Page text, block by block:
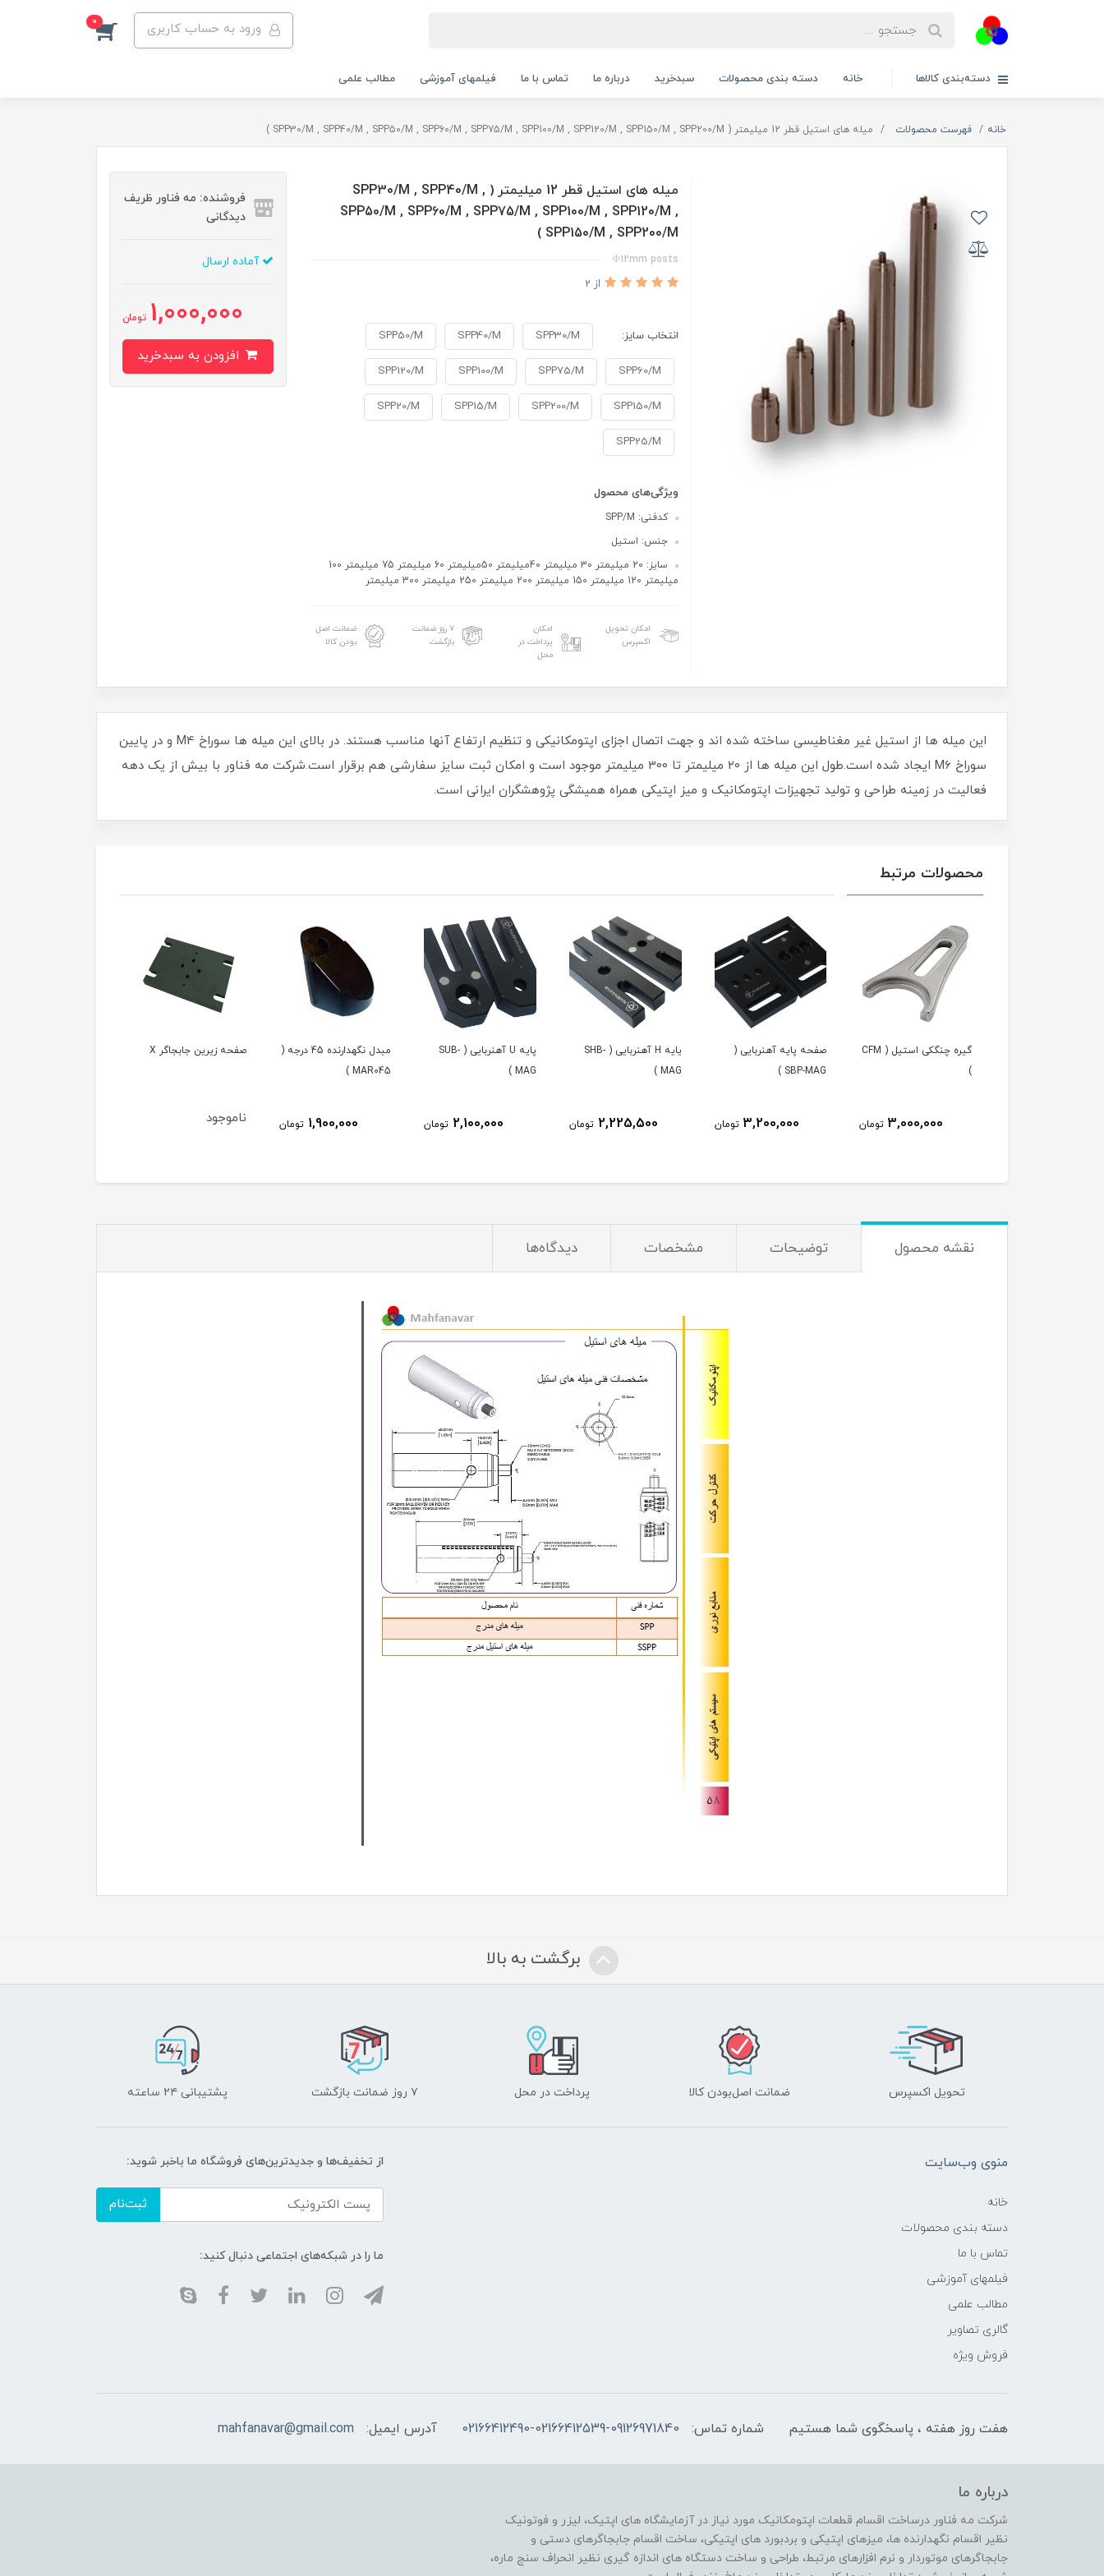
ورود به حساب کاربری 0
دسته‌بندی کالاها خانه دسته بندی محصولات سبدخرید درباره ما تماس با ما فیلمهای آموزشی مطالب علمی
خانه فهرست محصولات میله های استیل قطر 12 میلیمتر ( SPP30/M , SPP40/M , SPP50/M , SPP60/M , SPP75/M , SPP100/M , SPP120/M , SPP150/M , SPP200/M )
میله های استیل قطر 12 میلیمتر ( SPP30/M , SPP40/M ,
SPP50/M , SPP60/M , SPP75/M , SPP100/M , SPP120/M ,
SPP150/M , SPP200/M )
Φ12mm posts
از 2
انتخاب سایز: SPP30/M
SPP40/M
SPP50/M
SPP60/M
SPP75/M
SPP100/M
SPP120/M
SPP150/M
SPP200/M
SPP15/M
SPP20/M
SPP25/M
ویژگی‌های محصول
کدفنی: SPP/M
جنس: استیل
سایز: 20 میلیمتر 30 میلیمتر 40میلیمتر 50میلیمتر 60 میلیمتر 75 میلیمتر 100
میلیمتر 120 میلیمتر 150 میلیمتر 200 میلیمتر 250 میلیمتر 300 میلیمتر
امکان تحویل
اکسپرس
امکان
پرداخت در
محل
۷ روز ضمانت
بازگشت
ضمانت اصل
بودن کالا
فروشنده: مه فناور ظریف
دیدگانی
آماده ارسال
1,000,000 تومان
این میله ها از استیل غیر مغناطیسی ساخته شده اند و جهت اتصال اجزای اپتومکانیکی و تنظیم ارتفاع آنها مناسب هستند. در بالای این میله ها سوراخ M4 و در پایین
سوراخ M6 ایجاد شده است.طول این میله ها از 20 میلیمتر تا 300 میلیمتر موجود است و امکان ثبت سایز سفارشی هم برقرار است.شرکت مه فناور با بیش از یک دهه
فعالیت در زمینه طراحی و تولید تجهیزات اپتومکانیک و میز اپتیکی همراه همیشگی پژوهشگران ایرانی است.
محصولات مرتبط
گیره چنگکی استیل ( CFM
)
3,000,000 تومان
صفحه پایه آهنربایی (
SBP-MAG )
3,200,000 تومان
یایه H آهنربایی ( SHB-
MAG )
2,225,500 تومان
پایه U آهنربایی ( SUB-
MAG )
2,100,000 تومان
مبدل نگهدارنده 45 درجه (
MAR045 )
1,900,000 تومان
صفحه زیرین جابجاگر X
ناموجود
نقشه محصول توضیحات مشخصات دیدگاه‌ها
برگشت به بالا
تحویل اکسپرس ضمانت اصل‌بودن کالا پرداخت در محل ۷ روز ضمانت بازگشت پشتیبانی ۲۴ ساعته
منوی وب‌سایت
خانه
دسته بندی محصولات
تماس با ما
فیلمهای آموزشی
مطالب علمی
گالری تصاویر
فروش ویژه
از تخفیف‌ها و جدیدترین‌های فروشگاه ما باخبر شوید:
ثبت‌نام
ما را در شبکه‌های اجتماعی دنبال کنید:
هفت روز هفته ، پاسخگوی شما هستیم شماره تماس: 02166412490-02166412539-09126971840 آدرس ایمیل: mahfanavar@gmail.com
درباره ما
شرکت مه فناور درساخت اقسام قطعات اپتومکانیک مورد نیاز در آزمایشگاه های اپتیک، لیزر و فوتونیک
نظیر اقسام نگهدارنده ها، میزهای اپتیکی و بردبورد های اپتیکی، ساخت اقسام جابجاگرهای دستی و
جابجاگرهای موتوردار و نرم افزارهای مرتبط، طراحی و ساخت دستگاه های اندازه گیری نظیر انحراف سنج ماره،